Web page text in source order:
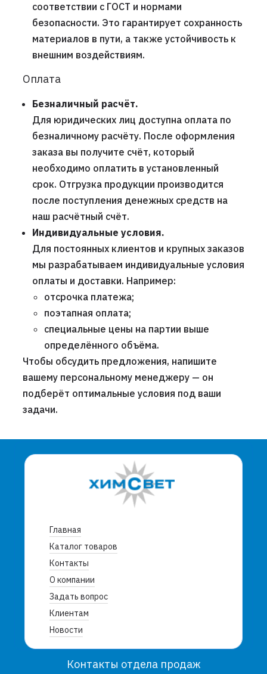
соответствии с ГОСТ и нормами
безопасности. Это гарантирует сохранность
материалов в пути, а также устойчивость к
внешним воздействиям.
Оплата
Безналичный расчёт.
Для юридических лиц доступна оплата по
безналичному расчёту. После оформления
заказа вы получите счёт, который
необходимо оплатить в установленный
срок. Отгрузка продукции производится
после поступления денежных средств на
наш расчётный счёт.
Индивидуальные условия.
Для постоянных клиентов и крупных заказов
мы разрабатываем индивидуальные условия
оплаты и доставки. Например:
отсрочка платежа;
поэтапная оплата;
специальные цены на партии выше
определённого объёма.
Чтобы обсудить предложения, напишите
вашему персональному менеджеру — он
подберёт оптимальные условия под ваши
задачи.
Главная
Каталог товаров
Контакты
О компании
Задать вопрос
Клиентам
Новости
Контакты отдела продаж